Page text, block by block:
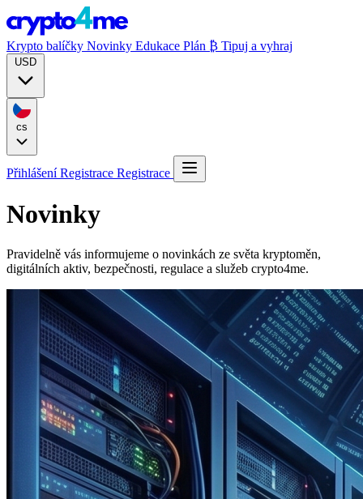
Krypto balíčky Novinky Edukace Plán ₿ Tipuj a vyhraj
PřihlášeníRegistrace Registrace
Novinky
Pravidelně vás informujeme o novinkách ze světa kryptoměn,
digitálních aktiv, bezpečnosti, regulace a služeb crypto4me.